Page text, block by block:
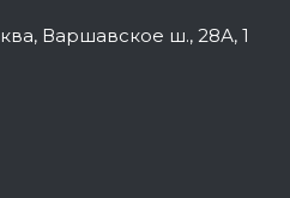
Варшавское ш., 28А, 1